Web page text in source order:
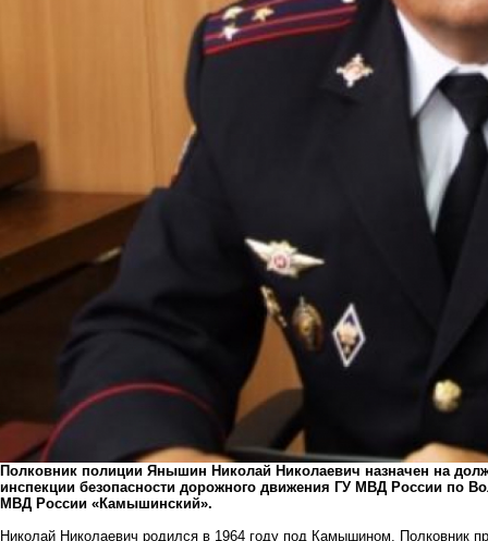
Полковник полиции Янышин Николай Николаевич назначен на
инспекции безопасности дорожного движения ГУ МВД России по
МВД России «Камышинский».
Николай Николаевич родился в 1964 году под Камышином. Полковник